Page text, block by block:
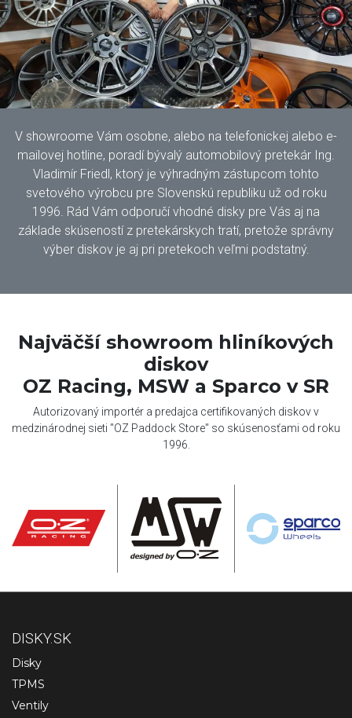
V showroome Vám osobne, alebo na telefonickej alebo e-
mailovej hotline, poradí bývalý automobilový pretekár Ing.
Vladimír Friedl, ktorý je výhradným zástupcom tohto
svetového výrobcu pre Slovenskú republiku už od roku
1996. Rád Vám odporučí vhodné disky pre Vás aj na
základe skúseností z pretekárskych tratí, pretože správny
výber diskov je aj pri pretekoch veľmi podstatný.
Najväčší showroom hliníkových
diskov
OZ Racing, MSW a Sparco v SR
Autorizovaný importér a predajca certifikovaných diskov v
medzinárodnej sieti "OZ Paddock Store" so skúsenosťami od roku
1996.
DISKY.SK
Disky
TPMS
Ventily